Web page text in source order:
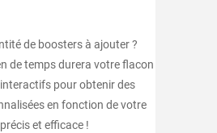
de boosters à ajouter ?
de temps durera votre flacon
pour obtenir des
en fonction de votre
et efficace !